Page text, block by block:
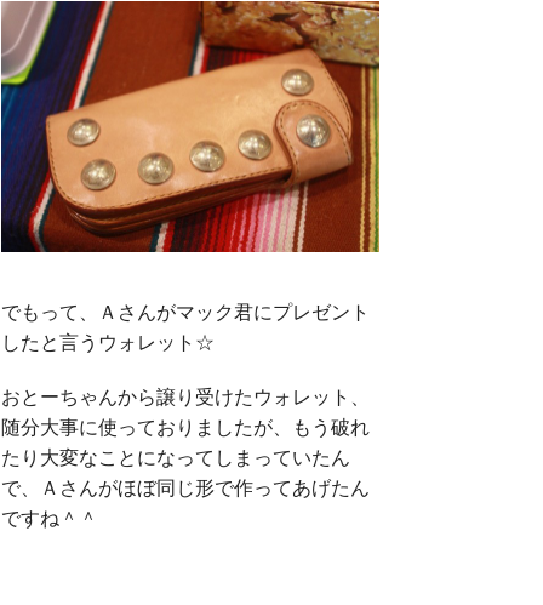
でもって、Ａさんがマック君にプレゼント
したと言うウォレット☆
おとーちゃんから譲り受けたウォレット、
随分大事に使っておりましたが、もう破れ
たり大変なことになってしまっていたん
で、Ａさんがほぼ同じ形で作ってあげたん
ですね＾＾